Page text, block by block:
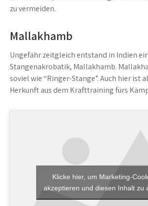
zu vermeiden.
Mallakhamb
Ungefähr zeitgleich entstand in Indien
Stangenakrobatik, Mallakhamb.
soviel wie “Ringer-Stange”. Auch hier ist
Herkunft aus dem Krafttraining fürs
Klicke hier, um Marketing-
akzeptieren und diesen Inhalt zu